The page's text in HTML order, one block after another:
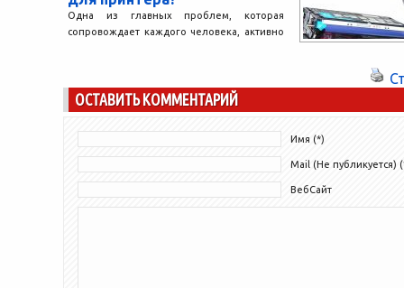
обеспечения...
Одна из главных проблем, которая
сопровождает каждого человека, активно
ОСТАВИТЬ КОММЕНТАРИЙ
Имя (*)
Mail (Не публикуется)
ВебСайт